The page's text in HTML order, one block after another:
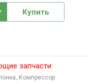
Купить
запчасти:
Компрессор